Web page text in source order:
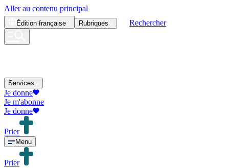
Aller au contenu principal
Édition française Rubriques Rechercher
Services
Je donne
Je m'abonne
Je donne
Prier
Menu
Prier